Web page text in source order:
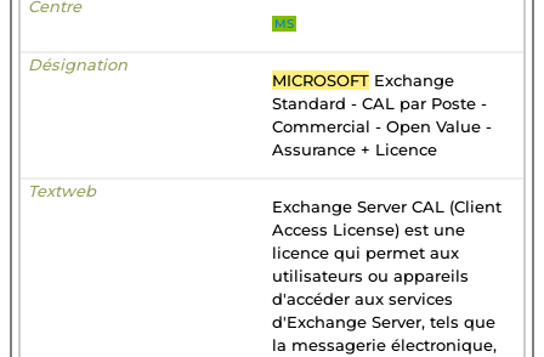
MS
MICROSOFT Exchange
Standard - CAL par Poste -
Commercial - Open Value -
Assurance + Licence
Exchange Server CAL (Client
Access License) est une
licence qui permet aux
utilisateurs ou appareils
d'accéder aux services
d'Exchange Server, tels que
la messagerie électronique,